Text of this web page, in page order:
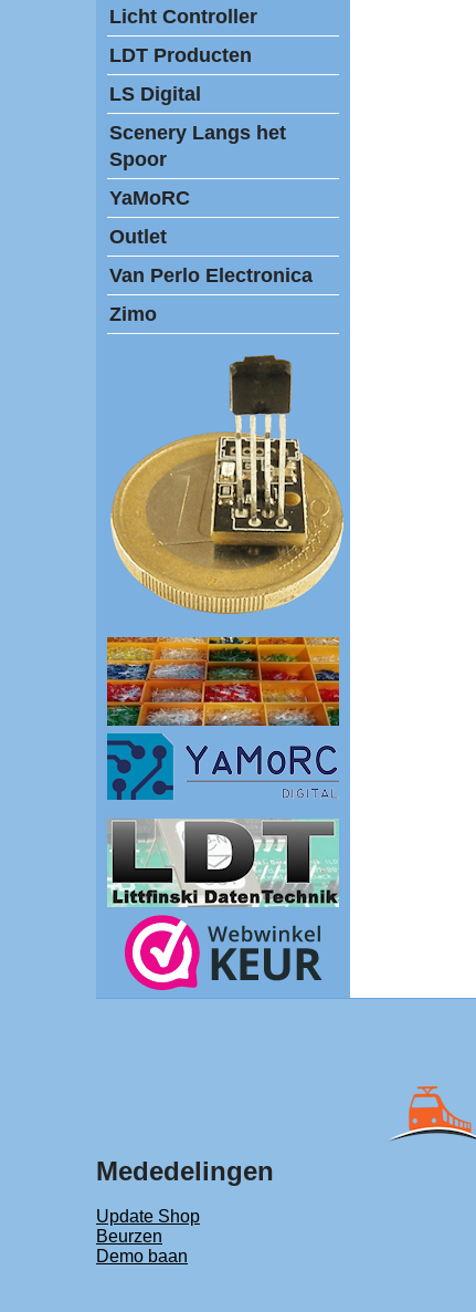
Licht Controller
LDT Producten
LS Digital
Scenery Langs het
Spoor
YaMoRC
Outlet
Van Perlo Electronica
Zimo
Mededelingen
Update Shop
Beurzen
Demo baan